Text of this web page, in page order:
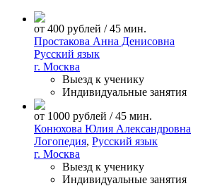
от 400 рублей / 45 мин.
Простакова Анна Денисовна
Русский язык
г. Москва
Выезд к ученику
Индивидуальные занятия
от 1000 рублей / 45 мин.
Конюхова Юлия Александровна
Логопедия, Русский язык
г. Москва
Выезд к ученику
Индивидуальные занятия